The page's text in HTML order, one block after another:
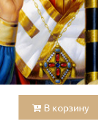
В корзину